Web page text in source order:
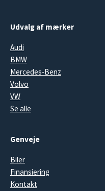
Udvalg af mærker
Audi
BMW
Mercedes-Benz
Volvo
VW
Se alle
Genveje
Biler
Finansiering
Kontakt